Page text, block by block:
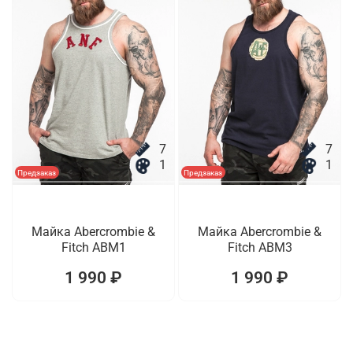
Предзаказ
7
1
Майка Abercrombie &
Fitch ABM1
1 990 ₽
Предзаказ
7
1
Майка Abercrombie &
Fitch ABM3
1 990 ₽